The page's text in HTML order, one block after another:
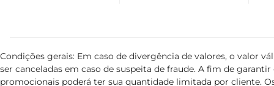
Condições gerais: Em caso de divergência de valores, o valor
ser canceladas em caso de suspeita de fraude. A fim de
promocionais poderá ter sua quantidade limitada por cliente.